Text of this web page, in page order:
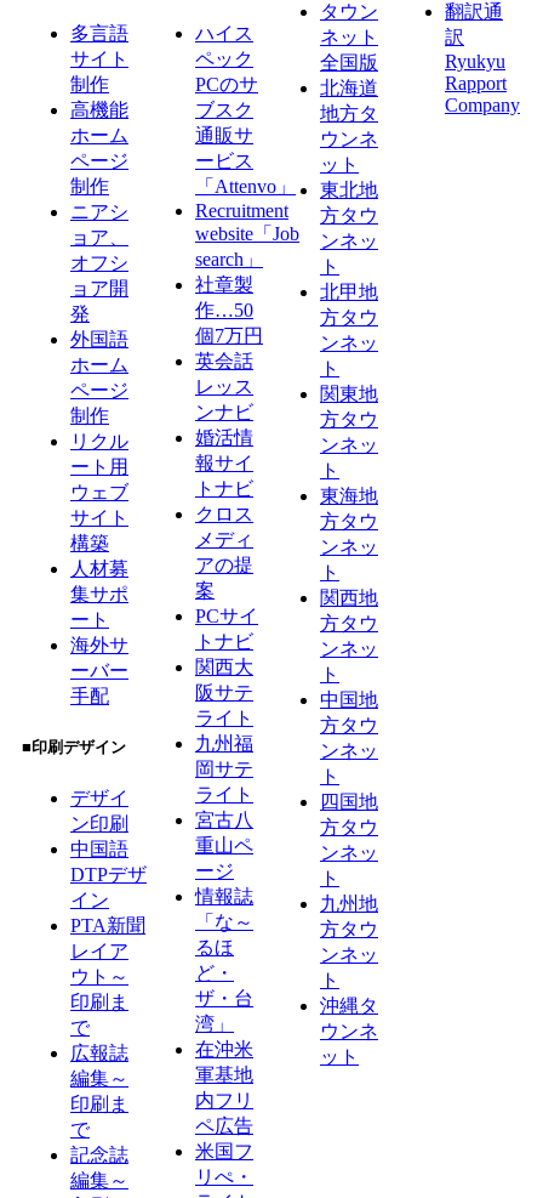
多言語
サイト
制作
高機能
ホーム
ページ
制作
ニアシ
ョア、
オフシ
ョア開
発
外国語
ホーム
ページ
制作
リクル
ート用
ウェブ
サイト
構築
人材募
集サポ
ート
海外サ
ーバー
手配
■印刷デザイン
デザイ
ン印刷
中国語
DTPデザ
イン
PTA新聞
レイア
ウト～
印刷ま
で
広報誌
編集～
印刷ま
で
記念誌
編集～
ハイス
ペック
PCのサ
ブスク
通販サ
ービス
「Attenvo」
Recruitment
website「Job
search」
社章製
作…50
個7万円
英会話
レッス
ンナビ
婚活情
報サイ
トナビ
クロス
メディ
アの提
案
PCサイ
トナビ
関西大
阪サテ
ライト
九州福
岡サテ
ライト
宮古八
重山ペ
ージ
情報誌
「な～
るほ
ど・
ザ・台
湾」
在沖米
軍基地
内フリ
ペ広告
米国フ
リぺ・
タウン
ネット
全国版
北海道
地方タ
ウンネ
ット
東北地
方タウ
ンネッ
ト
北甲地
方タウ
ンネッ
ト
関東地
方タウ
ンネッ
ト
東海地
方タウ
ンネッ
ト
関西地
方タウ
ンネッ
ト
中国地
方タウ
ンネッ
ト
四国地
方タウ
ンネッ
ト
九州地
方タウ
ンネッ
ト
沖縄タ
ウンネ
ット
翻訳通
訳
Ryukyu
Rapport
Company